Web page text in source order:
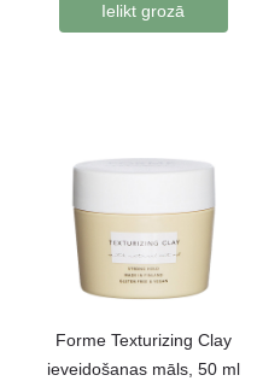
Ielikt grozā
Forme Texturizing Clay
ieveidošanas māls, 50 ml